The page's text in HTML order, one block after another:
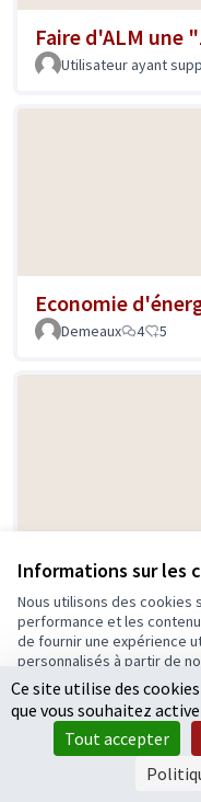
Informations sur les
Nous utilisons des cookies
performance et les
de fournir une expérience
personnalisés à partir de
Accepter
Faire d'ALM une
Utilisateur ayant
Economie
Demeaux
4 5
Actionnariat local
DELOS
4 1
Ce site utilise des
que vous souhaitez
Tout accepter